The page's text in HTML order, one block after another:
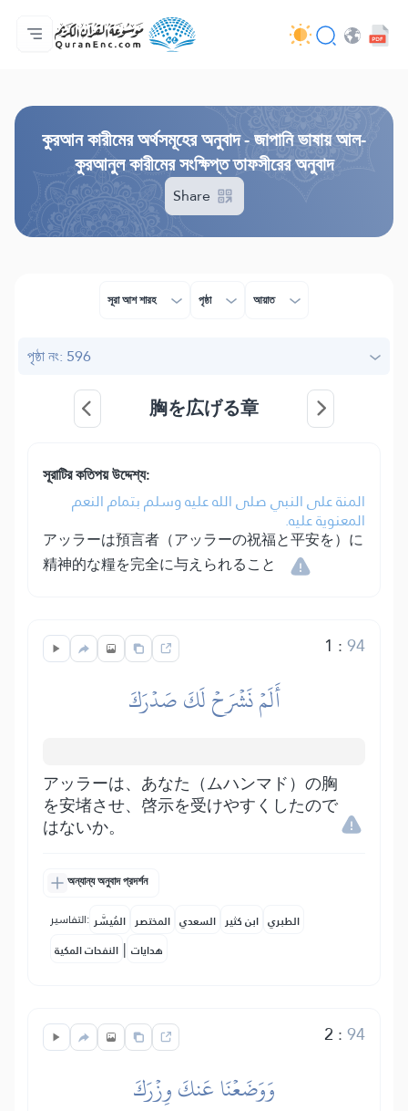
প্রথম পাতা
অনুবাদসমূহের সূচী
Audio
ডেভেলপারদের সেবাসমূহ - API
প্রকল্প সম্পর্কে
আমাদের সাথে যোগাযোগ করুন
ভাষা
কুরআন কারীমের অর্থসমূহের অনুবাদ - জাপানি ভাষায় আল-
কুরআনুল কারীমের সংক্ষিপ্ত তাফসীরের অনুবাদ
Share
সূরা আশ শারহ পৃষ্ঠা আয়াত
পৃষ্ঠা নং: 596
胸を広げる章
সূরাটির কতিপয় উদ্দেশ্য:
المنة على النبي صلى الله عليه وسلم بتمام النعم
المعنوية عليه.
アッラーは預言者（アッラーの祝福と平安を）に
精神的な糧を完全に与えられること
1 :94
أَلَمۡ نَشۡرَحۡ لَكَ صَدۡرَكَ
アッラーは、あなた（ムハンマド）の胸
を安堵させ、啓示を受けやすくしたので
はないか。
অন্যান্য অনুবাদ প্রদর্শন
التفاسير: المُيسَّر المختصر السعدي ابن كثير الطبري
النفحات المكية | هدايات
2 :94
وَوَضَعۡنَا عَنكَ وِزۡرَكَ